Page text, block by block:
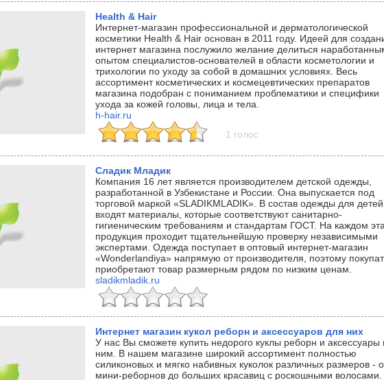
Health & Hair
Интернет-магазин профессиональной и дерматологической
косметики Health & Hair основан в 2011 году. Идеей для
интернет магазина послужило желание делиться
опытом специалистов-основателей в области косметологии и
трихологии по уходу за собой в домашних условиях. Весь
ассортимент косметических и космецевтических препаратов
магазина подобран с пониманием проблематики и специфики
ухода за кожей головы, лица и тела.
h-hair.ru
1 голос
Сладик Младик
Компания 16 лет является производителем детской одежды,
разработанной в Узбекистане и России. Она выпускается под
торговой маркой «SLADIKMLADIK». В состав одежды для детей
входят материалы, которые соответствуют санитарно-
гигиеническим требованиям и стандартам ГОСТ. На каждом
продукция проходит тщательнейшую проверку независимыми
экспертами. Одежда поступает в оптовый интернет-магазин
«Wonderlandiya» напрямую от производителя, поэтому
приобретают товар размерным рядом по низким ценам.
sladikmladik.ru
Интернет магазин кукол реборн и аксессуаров для них
У нас Вы сможете купить недорого куклы реборн и аксессуары
ним. В нашем магазине широкий ассортимент полностью
силиконовых и мягко набивных куколок различных размеров -
мини-реборнов до больших красавиц с роскошными